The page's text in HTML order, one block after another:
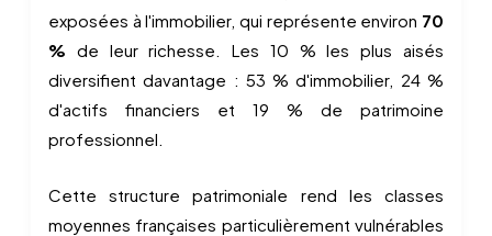
exposées à l'immobilier, qui représente environ 70
% de leur richesse. Les 10 % les plus aisés
diversifient davantage : 53 % d'immobilier, 24 %
d'actifs financiers et 19 % de patrimoine
professionnel.
Cette structure patrimoniale rend les classes
moyennes françaises particulièrement vulnérables